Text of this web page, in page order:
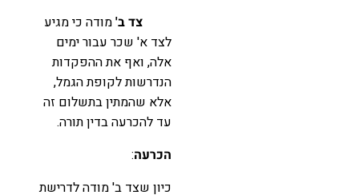
צד ב'מודה כי מגיע
לצד א' שכר עבור ימים
אלה, ואף את ההפקדות
הנדרשות לקופת הגמל,
אלא שהמתין בתשלום זה
עד להכרעה בדין תורה.
הכרעה:
כיון שצד ב' מודה לדרישת